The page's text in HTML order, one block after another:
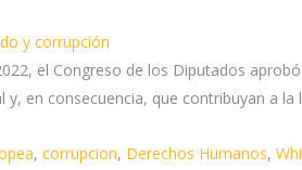
y corrupción
el Congreso de los Diputados
y, en consecuencia, que contribuyan a
, corrupcion, Derechos Humanos,